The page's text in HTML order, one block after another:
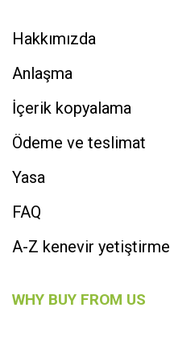
Hakkımızda
Anlaşma
İçerik kopyalama
Ödeme ve teslimat
Yasa
FAQ
A-Z kenevir yetiştirme
WHY BUY FROM US